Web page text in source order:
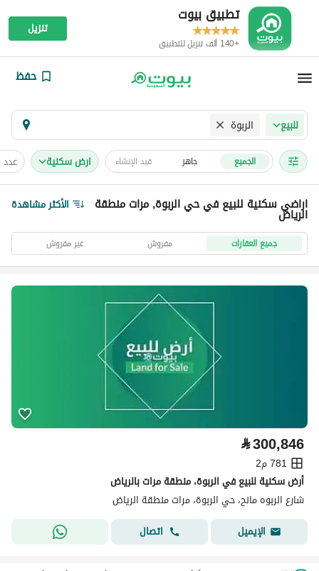
تطبيق بيوت
+140 ألف تنزيل للتطبيق
تنزيل
حفظ
للبيع الربوة
الجميع جاهز قيد الإنشاء ارض سكنية
اراضي سكنية للبيع في حي الربوة, مرات منطقة
الرياض الأكثر مشاهدة
جميع العقارات مفروش غير مفروش
⃁300,846
781 م2
أرض سكنية للبيع في الربوة، منطقة مرات بالرياض
شارع الربوه مانح، حي الربوة، مرات منطقة الرياض
الإيميل
اتصال